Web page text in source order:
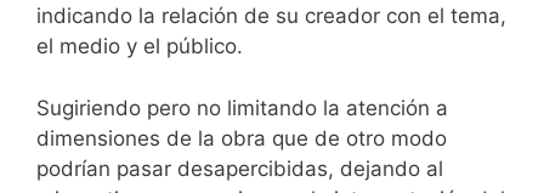
indicando la relación de su creador con el tema,
el medio y el público.
Sugiriendo pero no limitando la atención a
dimensiones de la obra que de otro modo
podrían pasar desapercibidas, dejando al